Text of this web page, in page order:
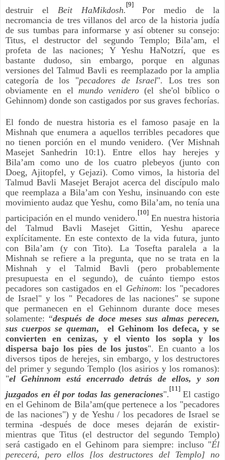
destruir el Beit HaMikdosh.
[9]
Por medio de la
necromancia de tres villanos del arco de la historia judía
de sus tumbas para informarse y así obtener su consejo:
Titus, el destructor del segundo Templo; Bila’am, el
profeta de las naciones; Y Yeshu HaNotzrí, que es
bastante dudoso, sin embargo, porque en algunas
versiones del Talmud Bavli es reemplazado por la amplia
categoría de los "pecadores de Israel". Los tres son
obviamente en el mundo venidero(el she'ol bíblico o
Gehinnom) donde son castigados por sus graves fechorías.
El fondo de nuestra historia es el famoso pasaje en la
Mishnah que enumera a aquellos terribles pecadores que
no tienen porción en el mundo venidero. (Ver Mishnah
Masejet Sanhedrin 10:1). Entre ellos hay herejes y
Bila’am como uno de los cuatro plebeyos (junto con
Doeg, Ajitopfel, y Gejazi). Como vimos, la historia del
Talmud Bavli Masejet Berajot acerca del discípulo malo
que reemplaza a Bila’am con Yeshu, insinuando con este
movimiento audaz que Yeshu, como Bila’am, no tenía una
participación en el mundo venidero.
[10]
En nuestra historia
del Talmud Bavli Masejet Gittin, Yeshu aparece
explícitamente. En este contexto de la vida futura, junto
con Bila’am (y con Tito). La Tosefta paralela a la
Mishnah se refiere a la pregunta, que no se trata en la
Mishnah y el Talmid Bavli (pero probablemente
presupuesta en el segundo), de cuánto tiempo estos
pecadores son castigados en el Gehinom: los "pecadores
de Israel" y los " Pecadores de las naciones" se supone
que permanecen en el Gehinnom durante doce meses
solamente: “después de doce meses sus almas perecen,
sus cuerpos se queman, el Gehinom los defeca, y se
convierten en cenizas, y el viento los sopla y los
dispersa bajo los pies de los justos". En cuanto a los
diversos tipos de herejes, sin embargo, y los destructores
del primer y segundo Templo (los asirios y los romanos):
"el Gehinnom está encerrado detrás de ellos, y son
juzgados en él por todas las generaciones".
[11]
El castigo
en el Gehinom de Bila’am(que pertenece a los "pecadores
de las naciones") y de Yeshu / los pecadores de Israel se
termina -después de doce meses dejarán de existir-
mientras que Titus (el destructor del segundo Templo)
será castigado en el Gehinom para siempre: incluso "Él
perecerá, pero ellos [los destructores del Templo] no